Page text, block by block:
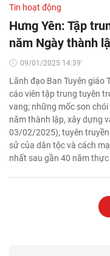
Tin hoạt động
Hưng Yên: Tập
năm Ngày thành
09/01/2025 14:39'
Lãnh đạo Ban Tuyên giáo
cáo viên tập trung tuyên
vang; những mốc son
năm thành lập, xây dựng
03/02/2025); tuyên
sử của dân tộc và cách
nhất sau gần 40 năm